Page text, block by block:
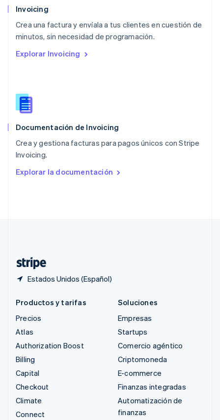
Invoicing
Crea una factura y envíala a tus clientes en cuestión de
minutos, sin necesidad de programación.
Explorar Invoicing
Documentación de Invoicing
Crea y gestiona facturas para pagos únicos con Stripe
Invoicing.
Explorar la documentación
Estados Unidos (Español)
Noruega
English
Nueva Zelandia
English
NederlandsEnglish
Português
RAE de Hong Kong, China
Reino Unido
República Checa
English
English
Productos y tarifas
Precios
Atlas
Authorization Boost
Billing
Capital
Checkout
Climate
Connect
Soluciones
Empresas
Startups
Comercio agéntico
Criptomoneda
E-commerce
Finanzas integradas
Automatización de
finanzas